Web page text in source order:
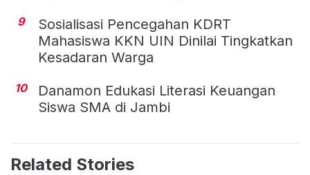
9
Sosialisasi Pencegahan KDRT
Mahasiswa KKN UIN Dinilai Tingkatkan
Kesadaran Warga
10
Danamon Edukasi Literasi Keuangan
Siswa SMA di Jambi
Related Stories